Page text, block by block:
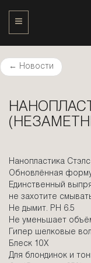
Toggle Navigation
← Новости
Нанопластика
Обновлённая
Единственный
не захотите
Не дымит. PH 6.5
Не уменьшает
Гипер шелковые
Блеск 10Х
Для блондинок и